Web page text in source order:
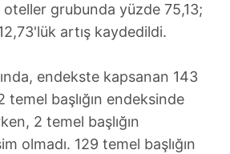
grubunda yüzde 75,13;
artış kaydedildi.
endekste kapsanan 143
temel başlığın endeksinde
2 temel başlığın
olmadı. 129 temel başlığın